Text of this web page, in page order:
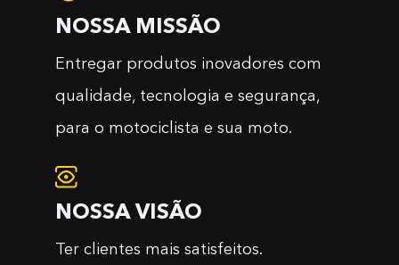
NOSSA MISSÃO
Entregar produtos inovadores com
qualidade, tecnologia e segurança,
para o motociclista e sua moto.
NOSSA VISÃO
Ter clientes mais satisfeitos.